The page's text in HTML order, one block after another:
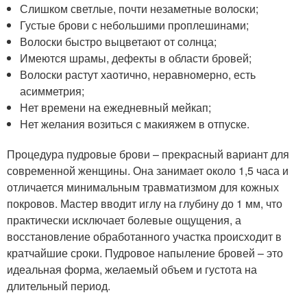
Слишком светлые, почти незаметные волоски;
Густые брови с небольшими проплешинами;
Волоски быстро выцветают от солнца;
Имеются шрамы, дефекты в области бровей;
Волоски растут хаотично, неравномерно, есть
асимметрия;
Нет времени на ежедневный мейкап;
Нет желания возиться с макияжем в отпуске.
Процедура пудровые брови – прекрасный вариант для
современной женщины. Она занимает около 1,5 часа и
отличается минимальным травматизмом для кожных
покровов. Мастер вводит иглу на глубину до 1 мм, что
практически исключает болевые ощущения, а
восстановление обработанного участка происходит в
кратчайшие сроки. Пудровое напыление бровей – это
идеальная форма, желаемый объем и густота на
длительный период.